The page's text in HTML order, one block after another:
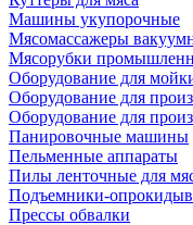
Машины укупорочные
Мясомассажеры
Мясорубки
Оборудование для
Оборудование для
Оборудование для
Панировочные машины
Пельменные аппараты
Пилы ленточные для
Подъемники-
Прессы обвалки